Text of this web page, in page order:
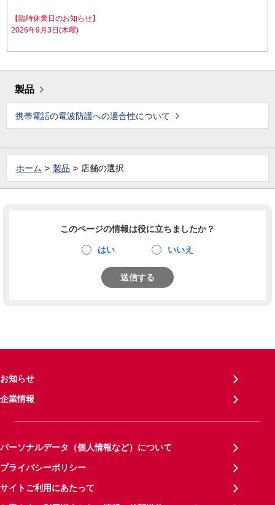
【臨時休業日のお知らせ】
2026年9月3日(木曜)
製品
携帯電話の電波防護への適合性について
ホーム 製品 店舗の選択
このページの情報は役に立ちましたか？
はい いいえ
送信する
お知らせ
企業情報
パーソナルデータ（個人情報など）について
プライバシーポリシー
サイトご利用にあたって